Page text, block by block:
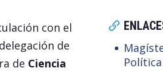
Política
con el
de
de Ciencia